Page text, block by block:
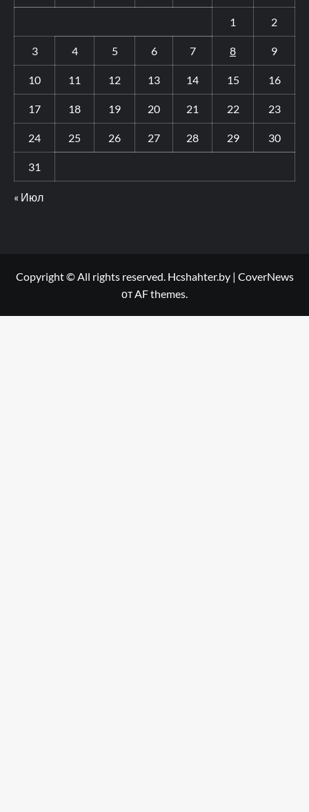
1 2
3 4 5 6 7 8 9
10 11 12 13 14 15 16
17 18 19 20 21 22 23
24 25 26 27 28 29 30
31
« Июл
Copyright © All rights reserved. Hcshahter.by | CoverNews
от AF themes.